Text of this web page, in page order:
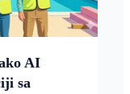
AI
sa